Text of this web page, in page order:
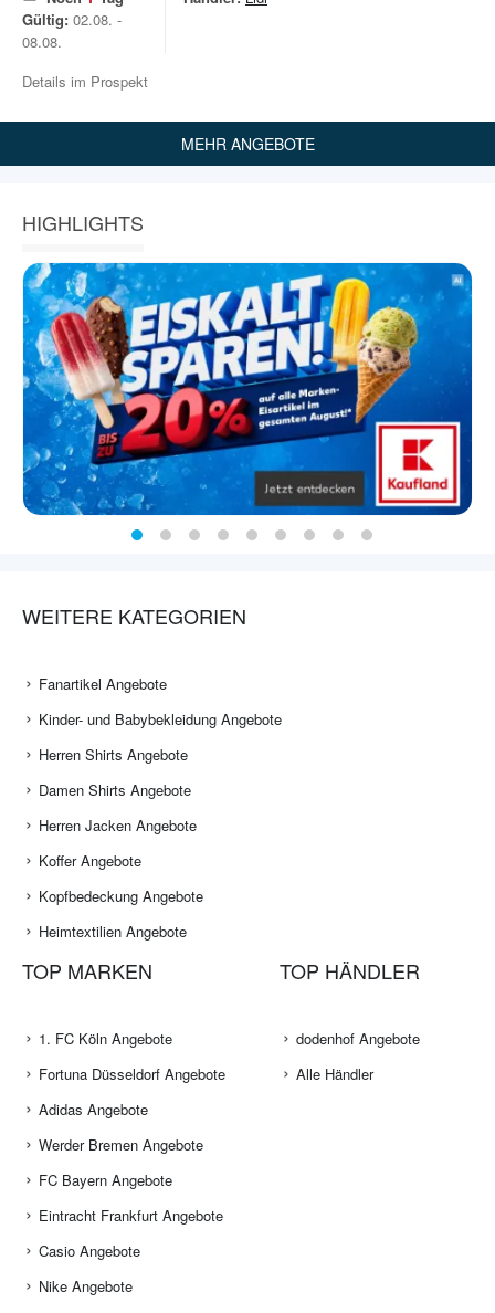
Gültig: 02.08. -
08.08.
Details im Prospekt
MEHR ANGEBOTE
HIGHLIGHTS
WEITERE KATEGORIEN
Fanartikel Angebote
Kinder- und Babybekleidung Angebote
Herren Shirts Angebote
Damen Shirts Angebote
Herren Jacken Angebote
Koffer Angebote
Kopfbedeckung Angebote
Heimtextilien Angebote
TOP MARKEN
1. FC Köln Angebote
Fortuna Düsseldorf Angebote
Adidas Angebote
Werder Bremen Angebote
FC Bayern Angebote
Eintracht Frankfurt Angebote
Casio Angebote
Nike Angebote
TOP HÄNDLER
dodenhof Angebote
Alle Händler